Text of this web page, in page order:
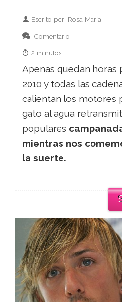
Escrito por: Rosa María
Comentario
2 minutos
Apenas quedan horas
2010 y todas las
calientan los motores
gato al agua
populares
mientras nos
la suerte.